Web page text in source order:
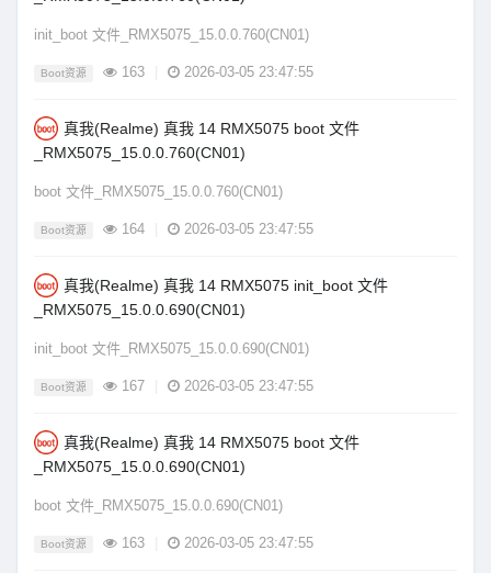
init_boot 文件_RMX5075_15.0.0.760(CN01)
Boot资源 163 2026-03-05 23:47:55
真我(Realme) 真我 14 RMX5075 boot 文件
_RMX5075_15.0.0.760(CN01)
boot 文件_RMX5075_15.0.0.760(CN01)
Boot资源 164 2026-03-05 23:47:55
真我(Realme) 真我 14 RMX5075 init_boot 文件
_RMX5075_15.0.0.690(CN01)
init_boot 文件_RMX5075_15.0.0.690(CN01)
Boot资源 167 2026-03-05 23:47:55
真我(Realme) 真我 14 RMX5075 boot 文件
_RMX5075_15.0.0.690(CN01)
boot 文件_RMX5075_15.0.0.690(CN01)
Boot资源 163 2026-03-05 23:47:55